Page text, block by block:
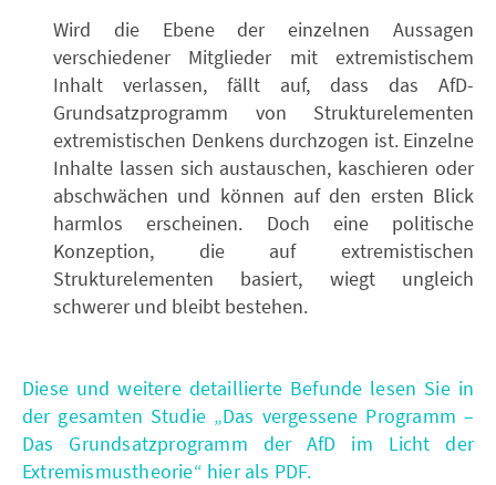
Wird die Ebene der einzelnen Aussagen
verschiedener Mitglieder mit extremistischem
Inhalt verlassen, fällt auf, dass das AfD-
Grundsatzprogramm von Strukturelementen
extremistischen Denkens durchzogen ist. Einzelne
Inhalte lassen sich austauschen, kaschieren oder
abschwächen und können auf den ersten Blick
harmlos erscheinen. Doch eine politische
Konzeption, die auf extremistischen
Strukturelementen basiert, wiegt ungleich
schwerer und bleibt bestehen.
Diese und weitere detaillierte Befunde lesen Sie in
der gesamten Studie „Das vergessene Programm –
Das Grundsatzprogramm der AfD im Licht der
Extremismustheorie“ hier als PDF.